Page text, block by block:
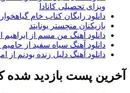
ویزای تحصیلی کانادا
دانلود رایگان کتاب خام
بازیکنان منچستر یونایتد
دانلود آهنگ من مسم از ابراهیم
دانلود آهنگ سیاه سفید از حامیم
دانلود آهنگ دلیل زنده بودنم از
آخرین پست بازدید شده